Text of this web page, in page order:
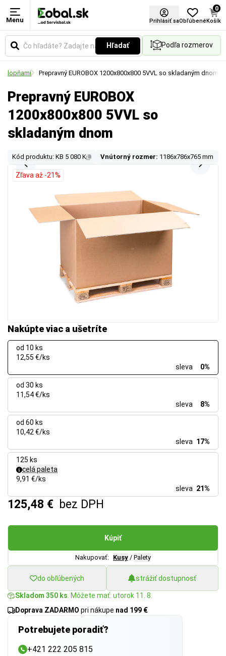
Menu Prihlásiť saObľúbené
0
Košík
Hľadať Podľa rozmerov
Prepravný EUROBOX 1200x800x800 5VVL so skladaným dnom
Prepravný EUROBOX
1200x800x800 5VVL so
skladaným dnom
Kód produktu: KB 5 080 K Vnútorný rozmer: 1186x786x765 mm
Nakúpte viac a ušetríte
od 10 ks
12,55 €/ks
sleva
0%
od 30 ks
11,54 €/ks
sleva
8%
od 60 ks
10,42 €/ks
sleva 17%
125 ks
celá paleta
9,91 €/ks
sleva 21%
125,48 € bez DPH
Kúpiť
Nakupovať: Kusy / Palety
do obľúbených strážiť dostupnosť
Skladom 350 ks . Môžete mať: utorok 11. 8.
Doprava ZADARMO pri nákupe nad 199 €
Potrebujete poradiť?
+421 222 205 815
Zľava až -21%